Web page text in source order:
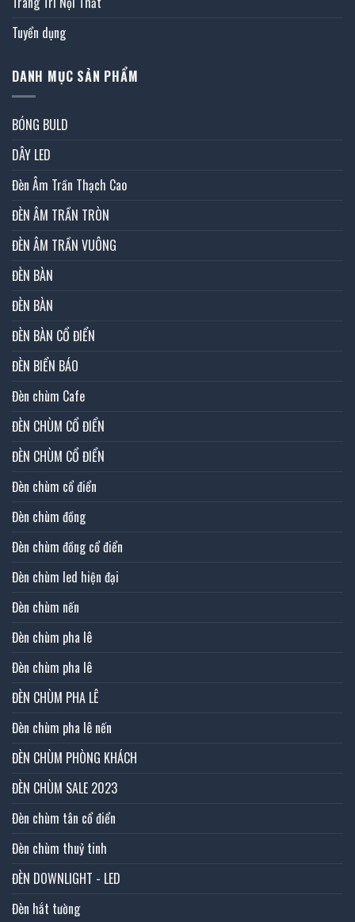
Tuyển dụng
DANH MỤC SẢN PHẨM
BÓNG BULD
DÂY LED
Đèn Âm Trần Thạch Cao
ĐÈN ÂM TRẦN TRÒN
ĐÈN ÂM TRẦN VUÔNG
ĐÈN BÀN
ĐÈN BÀN
ĐÈN BÀN CỔ ĐIỂN
ĐÈN BIỂN BÁO
Đèn chùm Cafe
ĐÈN CHÙM CỔ ĐIỂN
ĐÈN CHÙM CỔ ĐIỂN
Đèn chùm cổ điển
Đèn chùm đồng
Đèn chùm đồng cổ điển
Đèn chùm led hiện đại
Đèn chùm nến
Đèn chùm pha lê
Đèn chùm pha lê
ĐÈN CHÙM PHA LÊ
Đèn chùm pha lê nến
ĐÈN CHÙM PHÒNG KHÁCH
ĐÈN CHÙM SALE 2023
Đèn chùm tân cổ điển
Đèn chùm thuỷ tinh
ĐÈN DOWNLIGHT - LED
Đèn hắt tường